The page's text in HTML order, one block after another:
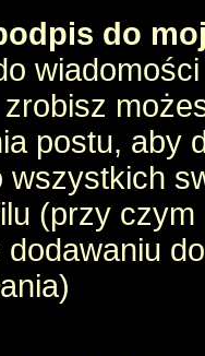
do
postu,
wszystkich
(przy